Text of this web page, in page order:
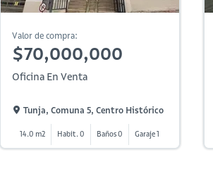
Valor de compra:
$70,000,000
Oficina En Venta
Tunja, Comuna 5, Centro Histórico
14.0 m2 Habit. 0 Baños 0 Garaje 1